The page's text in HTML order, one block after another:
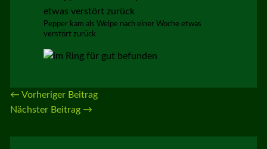
Pepper kam als Welpe nach einer Woche etwas
verstört zurück
← Vorheriger Beitrag
Nächster Beitrag →